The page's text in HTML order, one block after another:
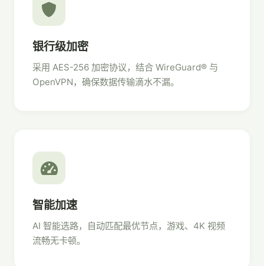
银行级加密
采用 AES-256 加密协议，结合 WireGuard® 与
OpenVPN，确保数据传输滴水不漏。
智能加速
AI 智能选路，自动匹配最优节点，游戏、4K 视频
流畅无卡顿。